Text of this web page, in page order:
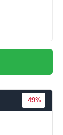
-49%